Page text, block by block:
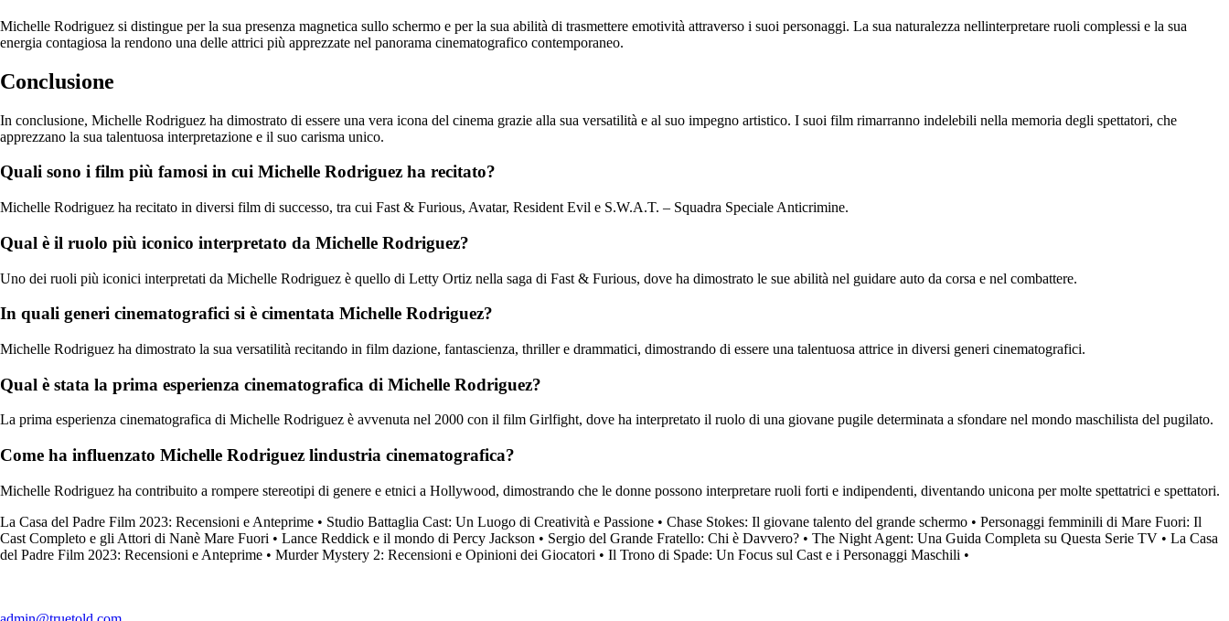
Michelle Rodriguez si distingue per la sua presenza magnetica sullo schermo e per la sua abilità di trasmettere emotività attraverso i suoi personaggi. La sua naturalezza nellinterpretare ruoli complessi e la sua
energia contagiosa la rendono una delle attrici più apprezzate nel panorama cinematografico contemporaneo.
Conclusione
In conclusione, Michelle Rodriguez ha dimostrato di essere una vera icona del cinema grazie alla sua versatilità e al suo impegno artistico. I suoi film rimarranno indelebili nella memoria degli spettatori, che
apprezzano la sua talentuosa interpretazione e il suo carisma unico.
Quali sono i film più famosi in cui Michelle Rodriguez ha recitato?
Michelle Rodriguez ha recitato in diversi film di successo, tra cui Fast & Furious, Avatar, Resident Evil e S.W.A.T. – Squadra Speciale Anticrimine.
Qual è il ruolo più iconico interpretato da Michelle Rodriguez?
Uno dei ruoli più iconici interpretati da Michelle Rodriguez è quello di Letty Ortiz nella saga di Fast & Furious, dove ha dimostrato le sue abilità nel guidare auto da corsa e nel combattere.
In quali generi cinematografici si è cimentata Michelle Rodriguez?
Michelle Rodriguez ha dimostrato la sua versatilità recitando in film dazione, fantascienza, thriller e drammatici, dimostrando di essere una talentuosa attrice in diversi generi cinematografici.
Qual è stata la prima esperienza cinematografica di Michelle Rodriguez?
La prima esperienza cinematografica di Michelle Rodriguez è avvenuta nel 2000 con il film Girlfight, dove ha interpretato il ruolo di una giovane pugile determinata a sfondare nel mondo maschilista del pugilato.
Come ha influenzato Michelle Rodriguez lindustria cinematografica?
Michelle Rodriguez ha contribuito a rompere stereotipi di genere e etnici a Hollywood, dimostrando che le donne possono interpretare ruoli forti e indipendenti, diventando unicona per molte spettatrici e spettatori.
La Casa del Padre Film 2023: Recensioni e Anteprime • Studio Battaglia Cast: Un Luogo di Creatività e Passione • Chase Stokes: Il giovane talento del grande schermo • Personaggi femminili di Mare Fuori: Il
Cast Completo e gli Attori di Nanè Mare Fuori • Lance Reddick e il mondo di Percy Jackson • Sergio del Grande Fratello: Chi è Davvero? • The Night Agent: Una Guida Completa su Questa Serie TV • La Casa
del Padre Film 2023: Recensioni e Anteprime • Murder Mystery 2: Recensioni e Opinioni dei Giocatori • Il Trono di Spade: Un Focus sul Cast e i Personaggi Maschili •